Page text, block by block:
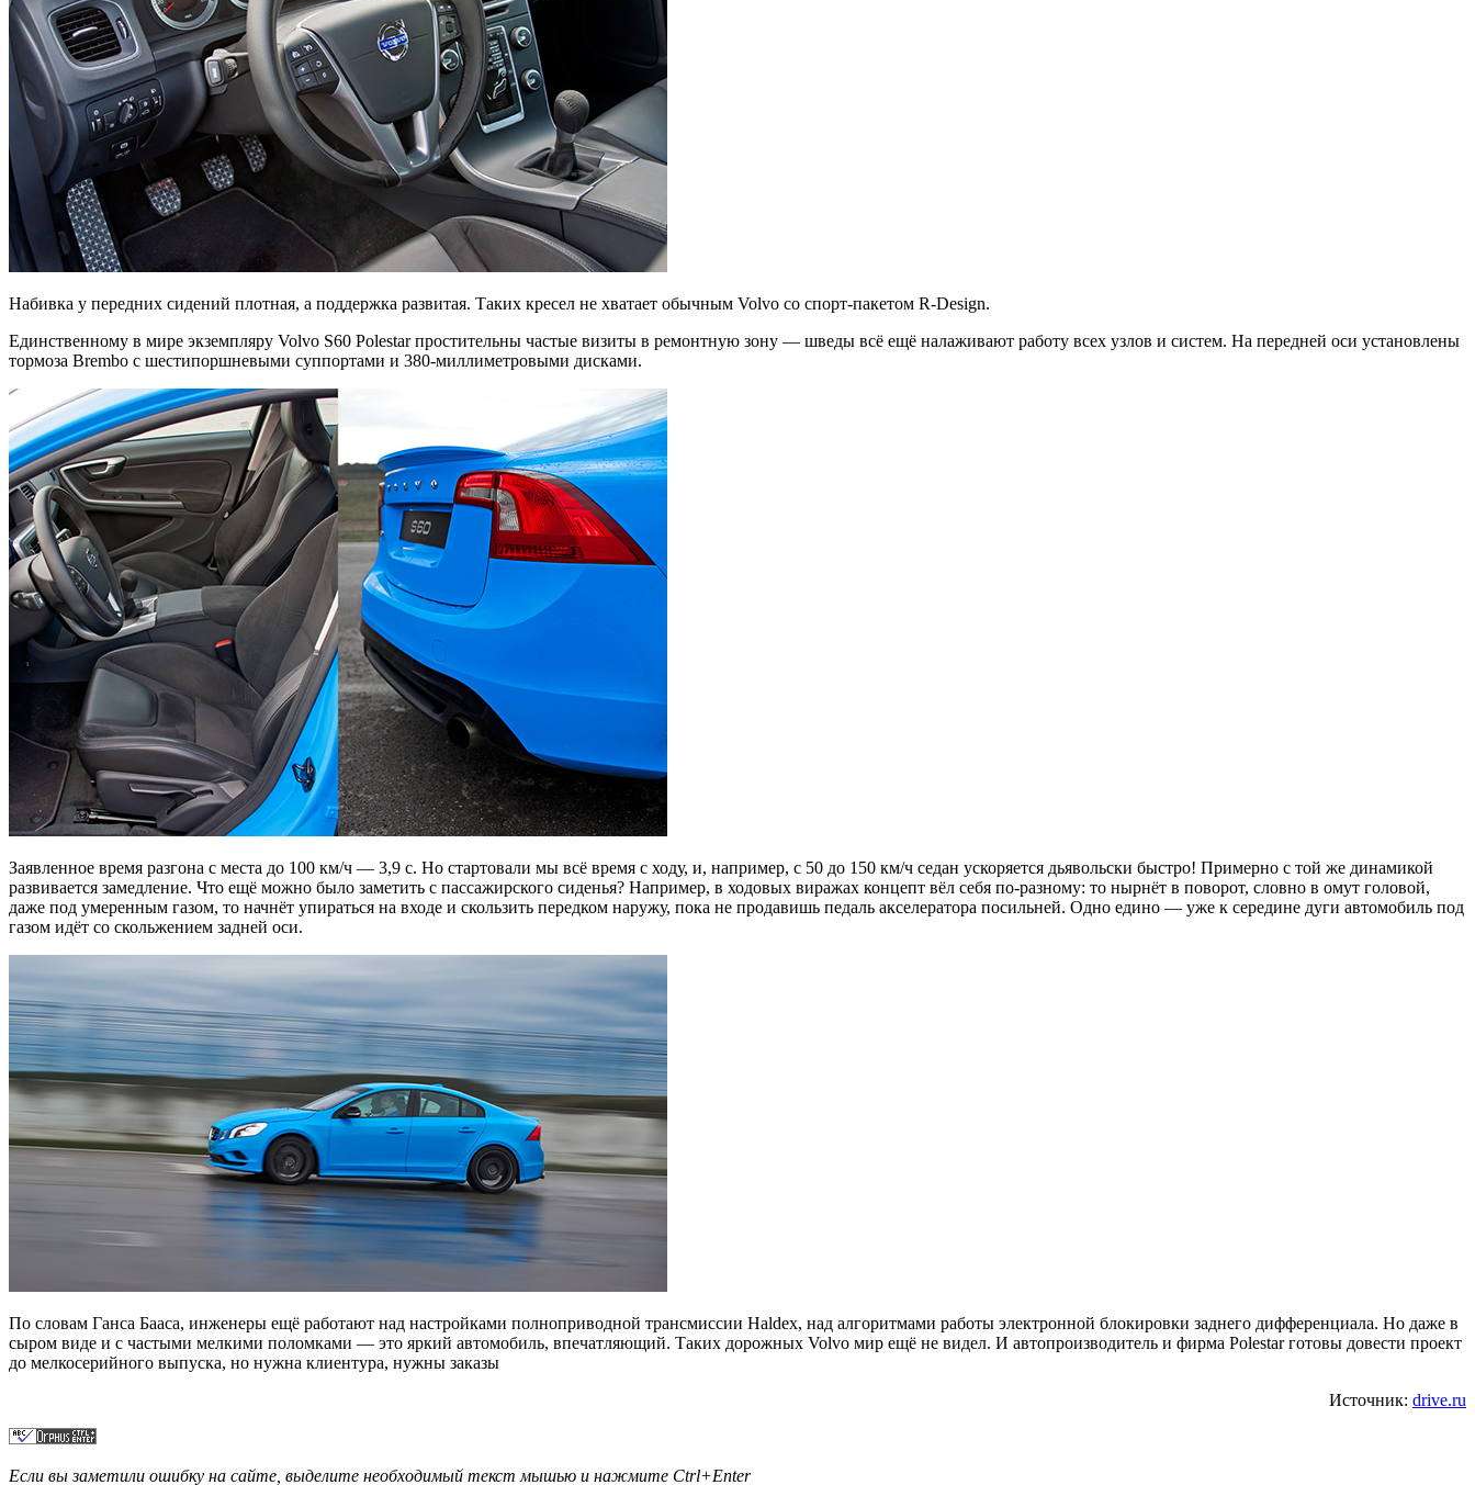
Набивка у передних сидений плотная, а поддержка развитая. Таких кресел не хватает обычным Volvo со спорт-пакетом R-Design.
Единственному в мире экземпляру Volvo S60 Polestar простительны частые визиты в ремонтную зону — шведы всё ещё налаживают работу всех узлов и систем. На передней оси установлены
тормоза Brembo с шестипоршневыми суппортами и 380-миллиметровыми дисками.
Заявленное время разгона с места до 100 км/ч — 3,9 с. Но стартовали мы всё время с ходу, и, например, с 50 до 150 км/ч седан ускоряется дьявольски быстро! Примерно с той же динамикой
развивается замедление. Что ещё можно было заметить с пассажирского сиденья? Например, в ходовых виражах концепт вёл себя по-разному: то нырнёт в поворот, словно в омут головой,
даже под умеренным газом, то начнёт упираться на входе и скользить передком наружу, пока не продавишь педаль акселератора посильней. Одно едино — уже к середине дуги автомобиль под
газом идёт со скольжением задней оси.
По словам Ганса Бааса, инженеры ещё работают над настройками полноприводной трансмиссии Haldex, над алгоритмами работы электронной блокировки заднего дифференциала. Но даже в
сыром виде и с частыми мелкими поломками — это яркий автомобиль, впечатляющий. Таких дорожных Volvo мир ещё не видел. И автопроизводитель и фирма Polestar готовы довести проект
до мелкосерийного выпуска, но нужна клиентура, нужны заказы
Источник: drive.ru
Если вы заметили ошибку на сайте, выделите необходимый текст мышью и нажмите Ctrl+Enter